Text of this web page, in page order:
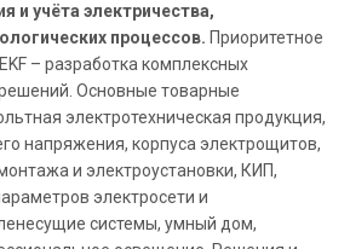
и учёта электричества,
процессов. Приоритетное
– разработка комплексных
Основные товарные
электротехническая продукция,
напряжения, корпуса электрощитов,
и электроустановки, КИП,
электросети и
системы, умный дом,